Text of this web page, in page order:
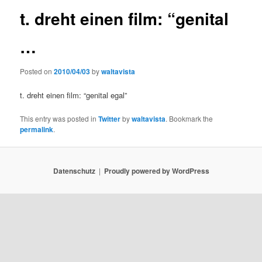
t. dreht einen film: “genital
…
Posted on2010/04/03bywaltavista
t. dreht einen film: “genital egal”
This entry was posted inTwitterbywaltavista. Bookmark the
permalink.
Datenschutz Proudly powered by WordPress